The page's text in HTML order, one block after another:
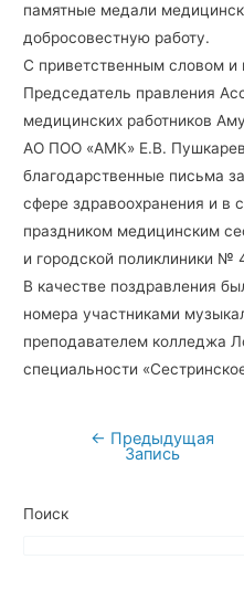
памятные медали
добросовестную работу.
С приветственным словом и
Председатель правления
медицинских работников
АО ПОО «АМК» Е.В.
благодарственные письма
сфере здравоохранения и в
праздником медицинским
и городской поликлиники №
В качестве поздравления
номера участниками
преподавателем колледжа
специальности
Навигация
← Предыдущая
Запись
Поиск